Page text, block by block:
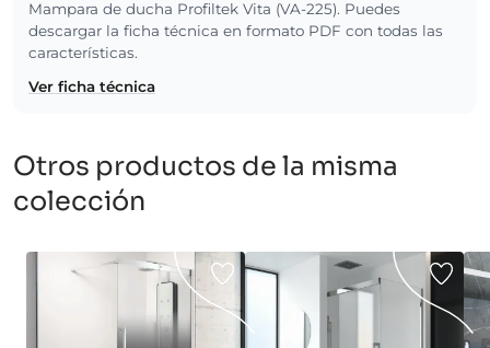
Mampara de ducha Profiltek Vita (VA-225). Puedes
descargar la ficha técnica en formato PDF con todas las
características.
Ver ficha técnica
Otros productos de la misma
colección